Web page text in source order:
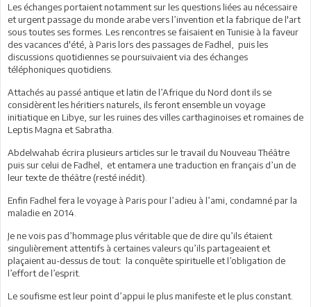
Les échanges portaient notamment sur les questions liées au nécessaire
et urgent passage du monde arabe vers l’invention et la fabrique de l'art
sous toutes ses formes. Les rencontres se faisaient en Tunisie à la faveur
des vacances d'été, à Paris lors des passages de Fadhel, puis les
discussions quotidiennes se poursuivaient via des échanges
téléphoniques quotidiens.
Attachés au passé antique et latin de l’Afrique du Nord dont ils se
considèrent les héritiers naturels, ils feront ensemble un voyage
initiatique en Libye, sur les ruines des villes carthaginoises et romaines de
Leptis Magna et Sabratha.
Abdelwahab écrira plusieurs articles sur le travail du Nouveau Théâtre
puis sur celui de Fadhel, et entamera une traduction en français d’un de
leur texte de théâtre (resté inédit).
Enfin Fadhel fera le voyage à Paris pour l’adieu à l’ami, condamné par la
maladie en 2014.
Je ne vois pas d’hommage plus véritable que de dire qu’ils étaient
singulièrement attentifs à certaines valeurs qu’ils partageaient et
plaçaient au-dessus de tout: la conquête spirituelle et l’obligation de
l’effort de l’esprit.
Le soufisme est leur point d’appui le plus manifeste et le plus constant.